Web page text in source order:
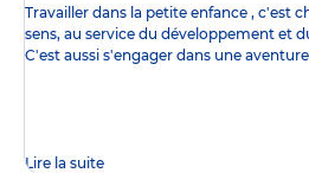
Travailler dans la petite enfance , c'est
sens, au service du développement et
C'est aussi s'engager dans une
Lire la suite